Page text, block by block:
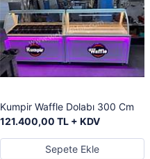
Kumpir Waffle Dolabı 300 Cm
121.400,00 TL + KDV
Sepete Ekle